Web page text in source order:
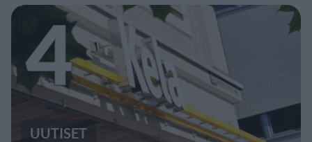
4
UUTISET